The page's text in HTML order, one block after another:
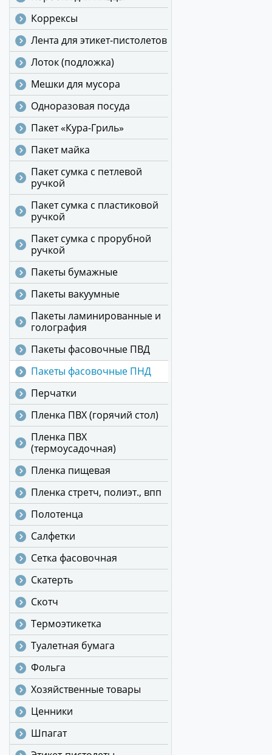
Коррексы
Лента для этикет-пистолетов
Лоток (подложка)
Мешки для мусора
Одноразовая посуда
Пакет «Кура-Гриль»
Пакет майка
Пакет сумка с петлевой
ручкой
Пакет сумка с пластиковой
ручкой
Пакет сумка с прорубной
ручкой
Пакеты бумажные
Пакеты вакуумные
Пакеты ламинированные и
голография
Пакеты фасовочные ПВД
Пакеты фасовочные ПНД
Перчатки
Пленка ПВХ (горячий стол)
Пленка ПВХ
(термоусадочная)
Пленка пищевая
Пленка стретч, полиэт., впп
Полотенца
Салфетки
Сетка фасовочная
Скатерть
Скотч
Термоэтикетка
Туалетная бумага
Фольга
Хозяйственные товары
Ценники
Шпагат